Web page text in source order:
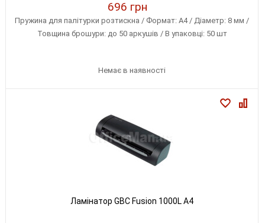
696 грн
Пружина для палітурки розтискна / Формат: А4 / Діаметр: 8 мм /
Товщина брошури: до 50 аркушів / В упаковці: 50 шт
Немає в наявності
Ламінатор GBC Fusion 1000L A4